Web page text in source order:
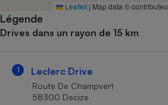
Leaflet | Map data ©
Légende
Drives dans un rayon de 15 km
1 Leclerc Drive
Route De Champvert
58300 Decize